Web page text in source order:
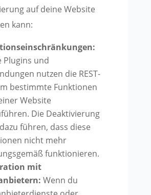
auf deine Website
kann:
Plugins und
nutzen die REST-
bestimmte Funktionen
Website
Die Deaktivierung
führen, dass diese
nicht mehr
funktionieren.
mit
Wenn du